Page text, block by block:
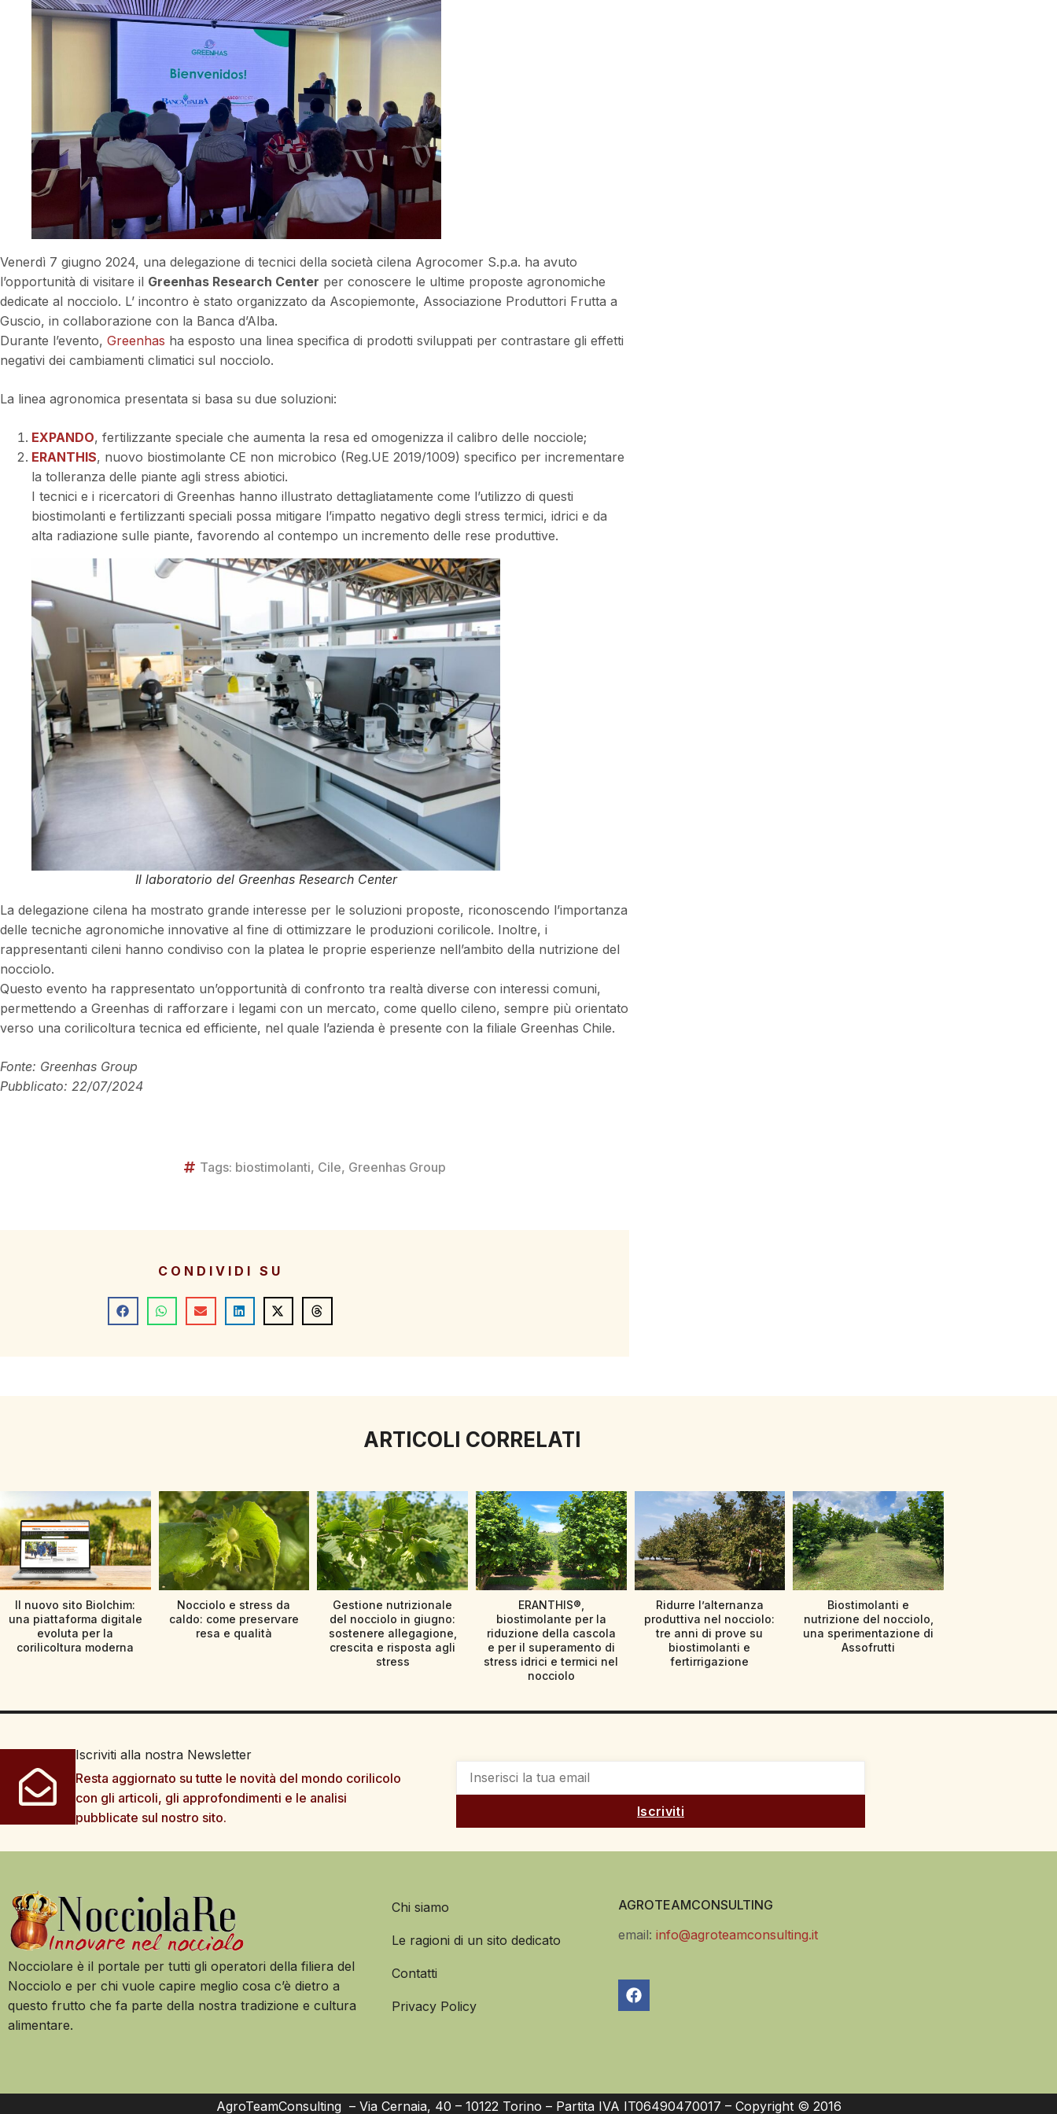
Venerdì 7 giugno 2024, una delegazione di tecnici della società cilena Agrocomer S.p.a. ha avuto
l’opportunità di visitare il Greenhas Research Center per conoscere le ultime proposte agronomiche
dedicate al nocciolo. L’ incontro è stato organizzato da Ascopiemonte, Associazione Produttori Frutta a
Guscio, in collaborazione con la Banca d’Alba.
Durante l’evento, Greenhas ha esposto una linea specifica di prodotti sviluppati per contrastare gli effetti
negativi dei cambiamenti climatici sul nocciolo.
La linea agronomica presentata si basa su due soluzioni:
EXPANDO, fertilizzante speciale che aumenta la resa ed omogenizza il calibro delle nocciole;
ERANTHIS, nuovo biostimolante CE non microbico (Reg.UE 2019/1009) specifico per incrementare
la tolleranza delle piante agli stress abiotici.
I tecnici e i ricercatori di Greenhas hanno illustrato dettagliatamente come l’utilizzo di questi
biostimolanti e fertilizzanti speciali possa mitigare l’impatto negativo degli stress termici, idrici e da
alta radiazione sulle piante, favorendo al contempo un incremento delle rese produttive.
Il laboratorio del Greenhas Research Center
La delegazione cilena ha mostrato grande interesse per le soluzioni proposte, riconoscendo l’importanza
delle tecniche agronomiche innovative al fine di ottimizzare le produzioni corilicole. Inoltre, i
rappresentanti cileni hanno condiviso con la platea le proprie esperienze nell’ambito della nutrizione del
nocciolo.
Questo evento ha rappresentato un’opportunità di confronto tra realtà diverse con interessi comuni,
permettendo a Greenhas di rafforzare i legami con un mercato, come quello cileno, sempre più orientato
verso una corilicoltura tecnica ed efficiente, nel quale l’azienda è presente con la filiale Greenhas Chile.
Fonte: Greenhas Group
Pubblicato: 22/07/2024
Tags: biostimolanti, Cile, Greenhas Group
CONDIVIDI SU
ARTICOLI CORRELATI
Il nuovo sito Biolchim:
una piattaforma digitale
evoluta per la
corilicoltura moderna
Nocciolo e stress da
caldo: come preservare
resa e qualità
Gestione nutrizionale
del nocciolo in giugno:
sostenere allegagione,
crescita e risposta agli
stress
ERANTHIS®,
biostimolante per la
riduzione della cascola
e per il superamento di
stress idrici e termici nel
nocciolo
Ridurre l’alternanza
produttiva nel nocciolo:
tre anni di prove su
biostimolanti e
fertirrigazione
Biostimolanti e
nutrizione del nocciolo,
una sperimentazione di
Assofrutti
Iscriviti alla nostra Newsletter
Resta aggiornato su tutte le novità del mondo corilicolo
con gli articoli, gli approfondimenti e le analisi
pubblicate sul nostro sito.
Iscriviti
Nocciolare è il portale per tutti gli operatori della filiera del
Nocciolo e per chi vuole capire meglio cosa c’è dietro a
questo frutto che fa parte della nostra tradizione e cultura
alimentare.
Chi siamo
Le ragioni di un sito dedicato
Contatti
Privacy Policy
AGROTEAMCONSULTING
email:info@agroteamconsulting.it
AgroTeamConsulting – Via Cernaia, 40 – 10122 Torino – Partita IVA IT06490470017 – Copyright © 2016